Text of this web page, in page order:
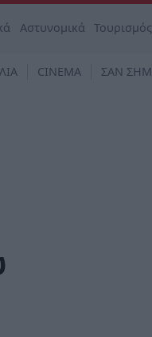
Αστυνομικά Τουρισμός
CINEMA ΣΑΝ